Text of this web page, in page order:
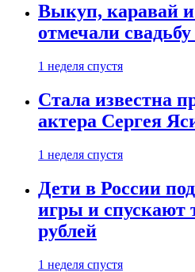
Выкуп, каравай
отмечали
1 неделя спустя
Стала известна
актера Сергея
1 неделя спустя
Дети в России
игры и спускают
рублей
1 неделя спустя